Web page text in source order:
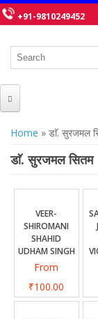
+91-
ABOUT US
POSTERS
GALLERY
You are here
Home » डाॅ. सुरजमल
डाॅ. सुरजमल सितम
VEER-
SHIROMANI
SHAHID
UDHAM SINGH
From
₹100.00